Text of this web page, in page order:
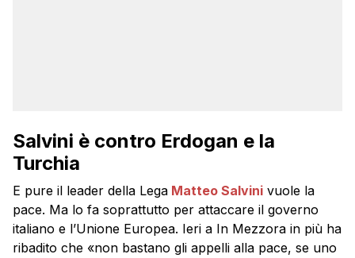
Salvini è contro Erdogan e la
Turchia
E pure il leader della Lega Matteo Salvini vuole la
pace. Ma lo fa soprattutto per attaccare il governo
italiano e l’Unione Europea. Ieri a In Mezzora in più ha
ribadito che «non bastano gli appelli alla pace, se uno